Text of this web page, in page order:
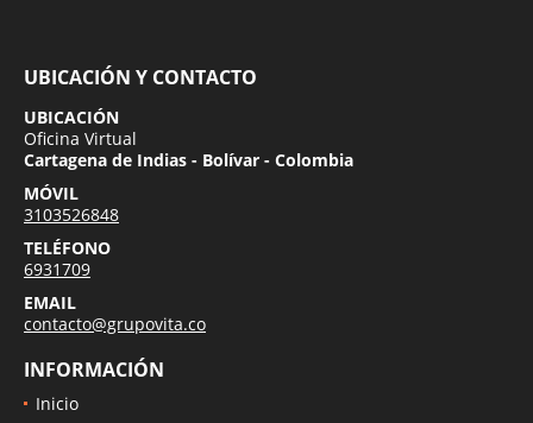
UBICACIÓN Y CONTACTO
UBICACIÓN
Oficina Virtual
Cartagena de Indias - Bolívar - Colombia
MÓVIL
3103526848
TELÉFONO
6931709
EMAIL
contacto@grupovita.co
INFORMACIÓN
Inicio